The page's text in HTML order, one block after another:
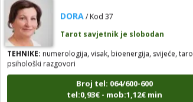
TEHNIKE:numerologija, visak, bioenergija, svijeće, tarot,
psihološki razgovori
Broj tel: 064/600-600
tel:0,93€ - mob:1,12€ min